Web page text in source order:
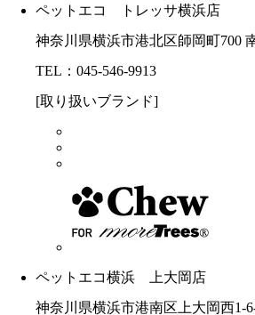
ペットエコ トレッサ横浜店
神奈川県横浜市港北区師岡町700
TEL：045-546-9913
[取り扱いブランド]
ペットエコ横浜 上大岡店
神奈川県横浜市港南区上大岡西